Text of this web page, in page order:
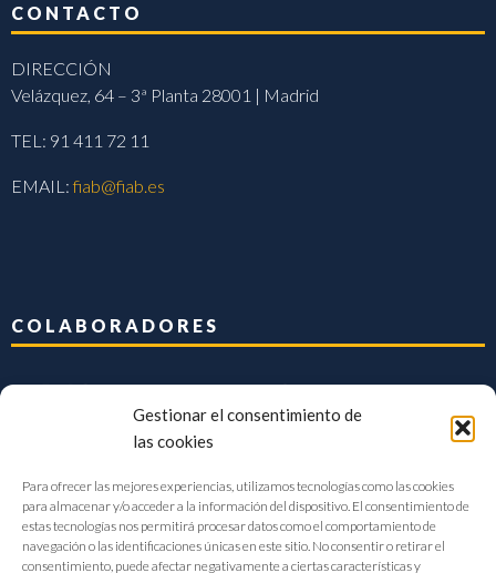
Gestionar el consentimiento de
las cookies
Para ofrecer las mejores experiencias, utilizamos tecnologías como las cookies
para almacenar y/o acceder a la información del dispositivo. El consentimiento de
estas tecnologías nos permitirá procesar datos como el comportamiento de
navegación o las identificaciones únicas en este sitio. No consentir o retirar el
consentimiento, puede afectar negativamente a ciertas características y
CONTACTO
DIRECCIÓN
Velázquez, 64 – 3ª Planta 28001 | Madrid
TEL: 91 411 72 11
EMAIL:fiab@fiab.es
COLABORADORES